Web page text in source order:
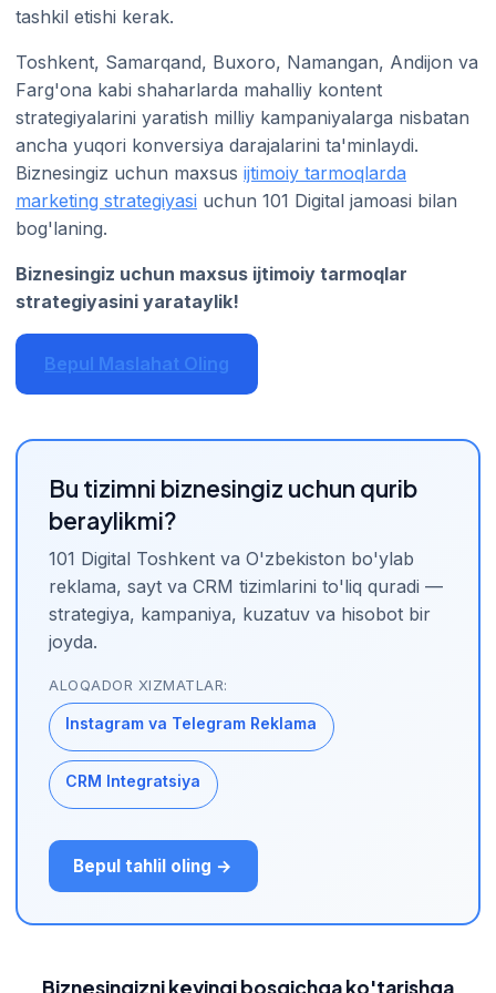
tashkil etishi kerak.
Toshkent, Samarqand, Buxoro, Namangan, Andijon va
Farg'ona kabi shaharlarda mahalliy kontent
strategiyalarini yaratish milliy kampaniyalarga nisbatan
ancha yuqori konversiya darajalarini ta'minlaydi.
Biznesingiz uchun maxsus ijtimoiy tarmoqlarda
marketing strategiyasi uchun 101 Digital jamoasi bilan
bog'laning.
Biznesingiz uchun maxsus ijtimoiy tarmoqlar
strategiyasini yarataylik!
Bepul Maslahat Oling
Bu tizimni biznesingiz uchun qurib
beraylikmi?
101 Digital Toshkent va O'zbekiston bo'ylab
reklama, sayt va CRM tizimlarini to'liq quradi —
strategiya, kampaniya, kuzatuv va hisobot bir
joyda.
ALOQADOR XIZMATLAR:
Instagram va Telegram Reklama
CRM Integratsiya
Bepul tahlil oling →
Biznesingizni keyingi bosqichga ko'tarishga